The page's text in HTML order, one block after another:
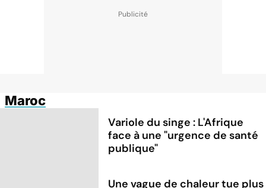
Maroc
Variole du singe : L'Afrique
face à une "urgence de santé
publique"
Une vague de chaleur tue plus